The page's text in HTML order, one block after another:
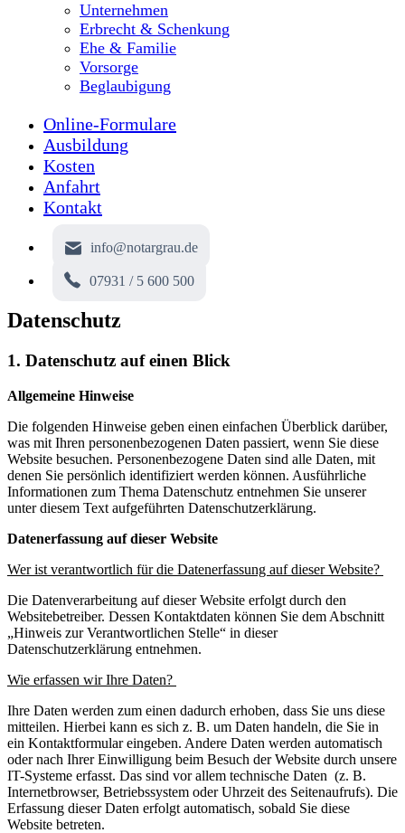
Unternehmen
Erbrecht & Schenkung
Ehe & Familie
Vorsorge
Beglaubigung
Online-Formulare
Ausbildung
Kosten
Anfahrt
Kontakt
info@notargrau.de
07931 / 5 600 500
Datenschutz
1. Datenschutz auf einen Blick
Allgemeine Hinweise
Die folgenden Hinweise geben einen einfachen Überblick darüber,
was mit Ihren personenbezogenen Daten passiert, wenn Sie diese
Website besuchen. Personenbezogene Daten sind alle Daten, mit
denen Sie persönlich identifiziert werden können. Ausführliche
Informationen zum Thema Datenschutz entnehmen Sie unserer
unter diesem Text aufgeführten Datenschutzerklärung.
Datenerfassung auf dieser Website
Wer ist verantwortlich für die Datenerfassung auf dieser Website?
Die Datenverarbeitung auf dieser Website erfolgt durch den
Websitebetreiber. Dessen Kontaktdaten können Sie dem Abschnitt
„Hinweis zur Verantwortlichen Stelle“ in dieser
Datenschutzerklärung entnehmen.
Wie erfassen wir Ihre Daten?
Ihre Daten werden zum einen dadurch erhoben, dass Sie uns diese
mitteilen. Hierbei kann es sich z. B. um Daten handeln, die Sie in
ein Kontaktformular eingeben. Andere Daten werden automatisch
oder nach Ihrer Einwilligung beim Besuch der Website durch unsere
IT-Systeme erfasst. Das sind vor allem technische Daten (z. B.
Internetbrowser, Betriebssystem oder Uhrzeit des Seitenaufrufs). Die
Erfassung dieser Daten erfolgt automatisch, sobald Sie diese
Website betreten.